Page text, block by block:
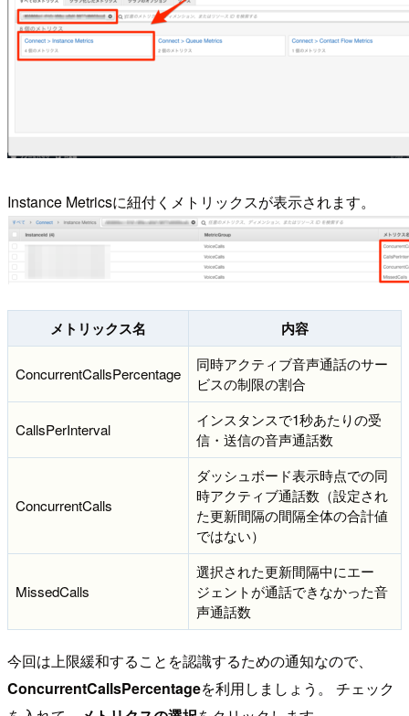
Instance Metricsに紐付くメトリックスが表示されます。
メトリックス名 内容
ConcurrentCallsPercentage
同時アクティブ音声通話のサー
ビスの制限の割合
CallsPerInterval
インスタンスで1秒あたりの受
信・送信の音声通話数
ConcurrentCalls
ダッシュボード表示時点での同
時アクティブ通話数（設定され
た更新間隔の間隔全体の合計値
ではない）
MissedCalls
選択された更新間隔中にエー
ジェントが通話できなかった音
声通話数
今回は上限緩和することを認識するための通知なので、
ConcurrentCallsPercentageを利用しましょう。 チェック